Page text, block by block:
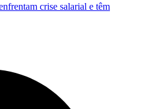
crise salarial e têm